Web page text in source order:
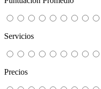
Servicios
Precios